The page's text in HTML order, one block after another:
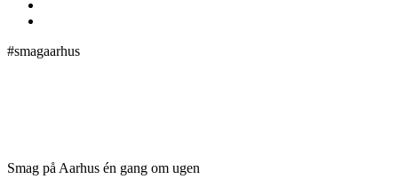
#smagaarhus
Smag på Aarhus én gang om ugen